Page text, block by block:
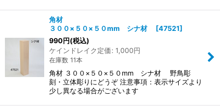
角材
３００×５０×５０mm シナ材
[47521]
990円(税込)
ケインドレイク定価: 1,000円
在庫数 11本
角材 ３００×５０×５０mm シナ材 野鳥彫
刻・立体彫りにどうぞ 注意事項：表示サイズより
少し異なる場合がございます